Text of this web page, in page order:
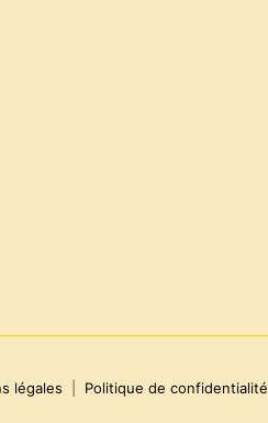
légales Politique de confidentialité